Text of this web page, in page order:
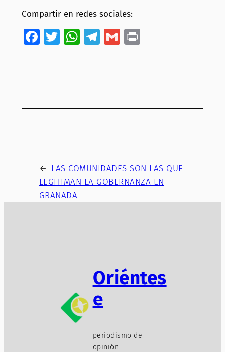
Compartir en redes sociales:
Facebook
Twitter
WhatsApp
Telegram
GmailPrint
← LAS COMUNIDADES SON LAS QUE
LEGITIMAN LA GOBERNANZA EN
GRANADA
Oriéntes
e
periodismo de
opinión